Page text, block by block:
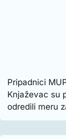
Pripadnici
Knjaževac su
odredili meru